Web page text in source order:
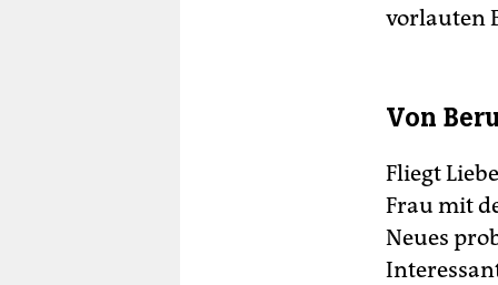
vorlauten
Von
Fliegt
Frau mit
Neues